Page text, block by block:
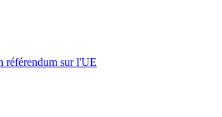
référendum sur l'UE